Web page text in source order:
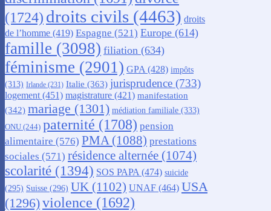
(1724) droits civils (4463) droits
de l’homme (419) Espagne (521) Europe (614)
famille (3098) filiation (634)
féminisme (2901) GPA (428) impôts
(313) Irlande (231) Italie (363) jurisprudence (733)
logement (451) magistrature (421) manifestation
(342) mariage (1301) médiation familiale (333)
ONU (244) paternité (1708) pension
alimentaire (576) PMA(1088) prestations
sociales (571) résidence alternée (1074)
scolarité (1394) SOS PAPA(474) suicide
(295) Suisse (296) UK (1102) UNAF (464) USA
(1296)violence (1692)